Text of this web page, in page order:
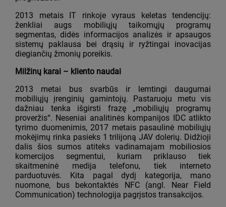
2013 metais IT rinkoje vyraus keletas tendencijų:
ženkliai augs mobiliųjų taikomųjų programų
segmentas, didės informacijos analizės ir apsaugos
sistemų paklausa bei drąsių ir ryžtingai inovacijas
diegiančių žmonių poreikis.
Milžinų karai – kliento naudai
2013 metai bus svarbūs ir lemtingi daugumai
mobiliųjų įrenginių gamintojų. Pastaruoju metu vis
dažniau tenka išgirsti frazę „mobiliųjų programų
proveržis“. Neseniai analitinės kompanijos IDC atlikto
tyrimo duomenimis, 2017 metais pasaulinė mobiliųjų
mokėjimų rinka pasieks 1 trilijoną JAV dolerių. Didžioji
dalis šios sumos atiteks vadinamajam mobiliosios
komercijos segmentui, kuriam priklauso tiek
skaitmeninė medija telefonu, tiek interneto
parduotuvės. Kita pagal dydį kategorija, mano
nuomone, bus bekontaktės NFC (angl. Near Field
Communication) technologija pagrįstos transakcijos.